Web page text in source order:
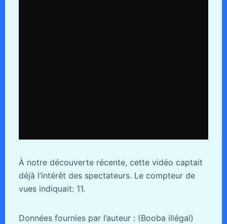
À notre découverte récente, cette vidéo captait
déjà l’intérêt des spectateurs. Le compteur de
vues indiquait: 11.
Données fournies par l’auteur : (Booba illégal)